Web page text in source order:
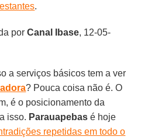
.
porCanal Ibase, 12-05-
a serviços básicos tem a ver
? Pouca coisa não é. O
é o posicionamento da
isso. Parauapebas é hoje
repetidas em todo o